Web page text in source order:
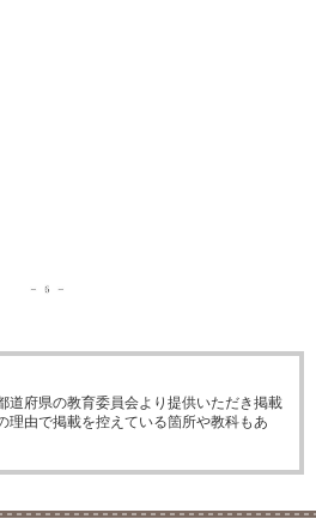
道府県の教育委員会より提供いただき掲載
理由で掲載を控えている箇所や教科もあ